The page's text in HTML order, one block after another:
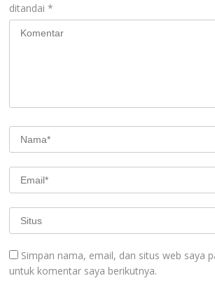
ditandai *
Simpan nama, email, dan situs web saya
untuk komentar saya berikutnya.